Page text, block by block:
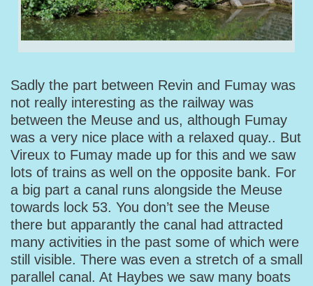
Sadly the part between Revin and Fumay was
not really interesting as the railway was
between the Meuse and us, although Fumay
was a very nice place with a relaxed quay.. But
Vireux to Fumay made up for this and we saw
lots of trains as well on the opposite bank. For
a big part a canal runs alongside the Meuse
towards lock 53. You don’t see the Meuse
there but apparantly the canal had attracted
many activities in the past some of which were
still visible. There was even a stretch of a small
parallel canal. At Haybes we saw many boats